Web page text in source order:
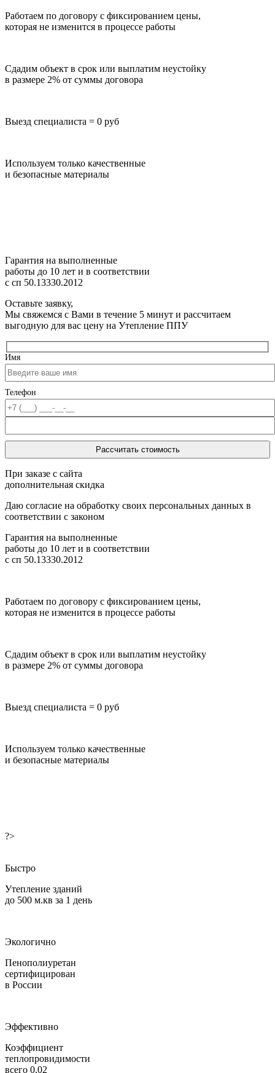
Работаем по договору с фиксированием цены,
которая не изменится в процессе работы
Сдадим объект в срок или выплатим неустойку
в размере 2% от суммы договора
Выезд специалиста = 0 руб
Используем только качественные
и безопасные материалы
Гарантия на выполненные
работы до 10 лет и в соответствии
с сп 50.13330.2012
Оставьте заявку,
Мы свяжемся с Вами в течение 5 минут и рассчитаем
выгодную для вас цену на Утепление ППУ
Имя
Телефон
При заказе с сайта
дополнительная скидка
Даю согласие на обработку своих персональных данных в
соответствии с законом
Гарантия на выполненные
работы до 10 лет и в соответствии
с сп 50.13330.2012
Работаем по договору с фиксированием цены,
которая не изменится в процессе работы
Сдадим объект в срок или выплатим неустойку
в размере 2% от суммы договора
Выезд специалиста = 0 руб
Используем только качественные
и безопасные материалы
?>
Быстро
Утепление зданий
до 500 м.кв за 1 день
Экологично
Пенополиуретан
сертифицирован
в России
Эффективно
Коэффициент
теплопровидимости
всего 0,02